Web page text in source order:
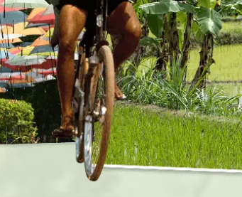
Estland
Finland
Frankrijk
Litouwen
Madeira
Montenegro
Rondreis China & Tibet, 42
dagen
Rondreis Sulawesi &
Molukken, 22 dagen
Kazachstan
Kirgizië
Laos
Malediven